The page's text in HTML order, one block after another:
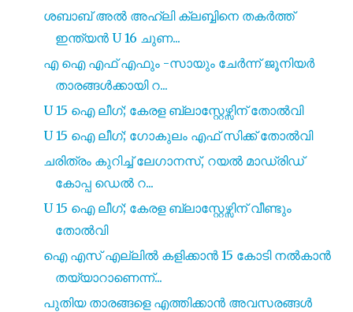
ശബാബ് അൽ അഹ്‍ലി ക്ലബ്ബിനെ തകർത്ത്
ഇന്ത്യൻ U 16 ചുണ...
എ ഐ എഫ് എഫും -സായും ചേർന്ന് ജൂനിയർ
താരങ്ങൾക്കായി റ...
U 15 ഐ ലീഗ്; കേരള ബ്ലാസ്റ്റേഴ്സിന് തോൽവി
U 15 ഐ ലീഗ്; ഗോകുലം എഫ് സിക്ക് തോൽവി
ചരിത്രം കുറിച്ച് ലേഗാനസ്, റയൽ മാഡ്രിഡ്
കോപ്പ ഡെൽ റ...
U 15 ഐ ലീഗ്; കേരള ബ്ലാസ്റ്റേഴ്സിന് വീണ്ടും
തോൽവി
ഐ എസ്‌ എല്ലിൽ കളിക്കാൻ 15 കോടി നൽകാൻ
തയ്യാറാണെന്ന്...
പുതിയ താരങ്ങളെ എത്തിക്കാൻ അവസരങ്ങൾ